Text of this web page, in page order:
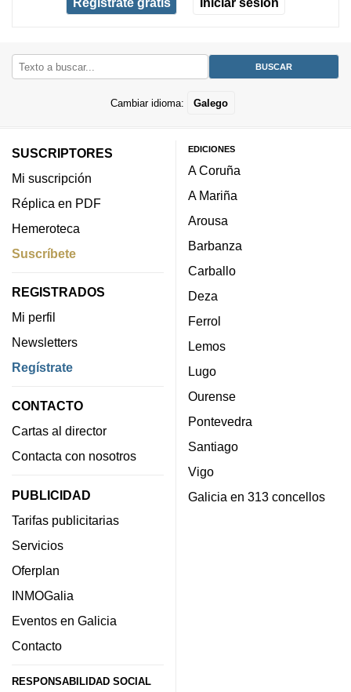
Cambiar idioma: Galego
SUSCRIPTORES
Mi suscripción
Réplica en PDF
Hemeroteca
Suscríbete
REGISTRADOS
Mi perfil
Newsletters
Regístrate
CONTACTO
Cartas al director
Contacta con nosotros
PUBLICIDAD
Tarifas publicitarias
Servicios
Oferplan
INMOGalia
Eventos en Galicia
Contacto
RESPONSABILIDAD SOCIAL
EDICIONES
A Coruña
A Mariña
Arousa
Barbanza
Carballo
Deza
Ferrol
Lemos
Lugo
Ourense
Pontevedra
Santiago
Vigo
Galicia en 313 concellos